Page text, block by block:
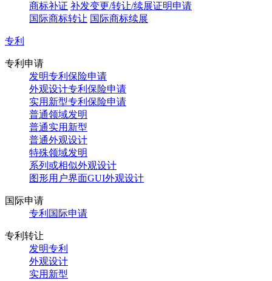
商标补证 补发变更/转让/续展证明申请
国际商标转让 国际商标续展
专利
专利申请
发明专利保险申请
外观设计专利保险申请
实用新型专利保险申请
普通领域发明
普通实用新型
普通外观设计
特殊领域发明
系列或相似外观设计
图形用户界面GUI外观设计
国际申请
专利国际申请
专利转让
发明专利
外观设计
实用新型